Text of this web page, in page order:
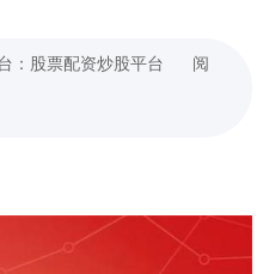
：股票配资炒股平台
阅